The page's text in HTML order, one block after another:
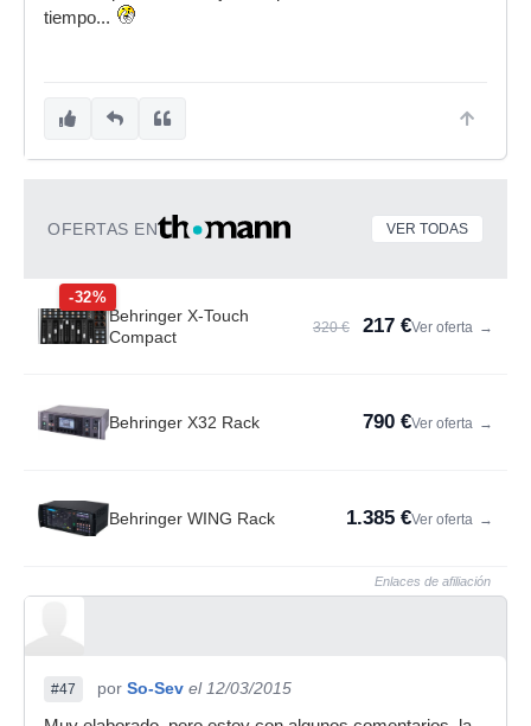
tiempo...
OFERTAS EN VER TODAS
-32%
Behringer X-Touch
Compact
320 € 217 €Ver oferta →
Behringer X32 Rack 790 €Ver oferta →
Behringer WING Rack 1.385 €Ver oferta →
Enlaces de afiliación
#47 por So-Sev el 12/03/2015